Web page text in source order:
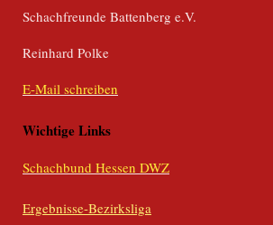
Schachfreunde Battenberg e.V.
Reinhard Polke
E-Mail schreiben
Wichtige Links
Schachbund Hessen DWZ
Ergebnisse-Bezirksliga